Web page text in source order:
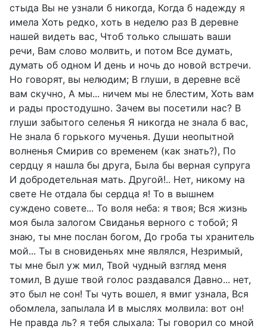
стыда Вы не узнали б никогда, Когда б надежду я
имела Хоть редко, хоть в неделю раз В деревне
нашей видеть вас, Чтоб только слышать ваши
речи, Вам слово молвить, и потом Все думать,
думать об одном И день и ночь до новой встречи.
Но говорят, вы нелюдим; В глуши, в деревне всё
вам скучно, А мы... ничем мы не блестим, Хоть вам
и рады простодушно. Зачем вы посетили нас? В
глуши забытого селенья Я никогда не знала б вас,
Не знала б горького мученья. Души неопытной
волненья Смирив со временем (как знать?), По
сердцу я нашла бы друга, Была бы верная супруга
И добродетельная мать. Другой!.. Нет, никому на
свете Не отдала бы сердца я! То в вышнем
суждено совете... То воля неба: я твоя; Вся жизнь
моя была залогом Свиданья верного с тобой; Я
знаю, ты мне послан богом, До гроба ты хранитель
мой... Ты в сновиденьях мне являлся, Незримый,
ты мне был уж мил, Твой чудный взгляд меня
томил, В душе твой голос раздавался Давно... нет,
это был не сон! Ты чуть вошел, я вмиг узнала, Вся
обомлела, запылала И в мыслях молвила: вот он!
Не правда ль? я тебя слыхала: Ты говорил со мной